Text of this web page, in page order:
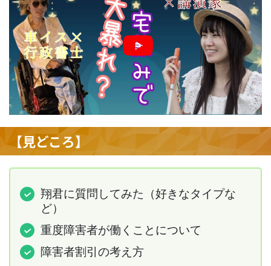
【見どころ】
翔君に質問してみた（好きなタイプな
ど）
重度障害者が働くことについて
障害者割引の考え方